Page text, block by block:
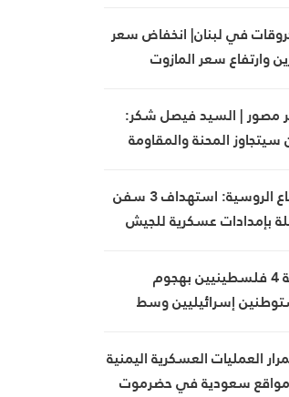
في لبنان| انخفاض سعر
وارتفاع سعر المازوت
مصور | السيد فيصل شكر:
سيتجاوز المحنة والمقاومة
الدفاع الروسية: استهداف 3 سفن
بإمدادات عسكرية للجيش
إصابة 4 فلسطينيين بهجوم
إسرائيليين وسط
العمليات العسكرية اليمنية
سعودية في حضرموت